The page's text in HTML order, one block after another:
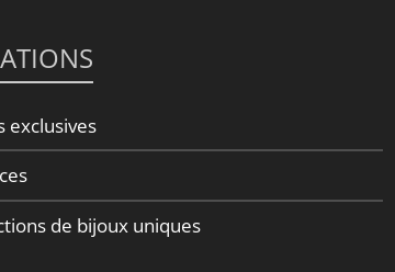
exclusives
de bijoux uniques